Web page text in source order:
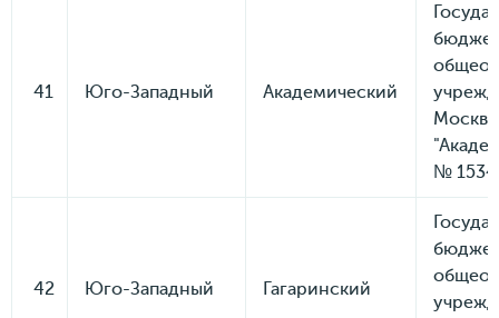
41 Юго-Западный Академический
Москвы
№
42 Юго-Западный Гагаринский